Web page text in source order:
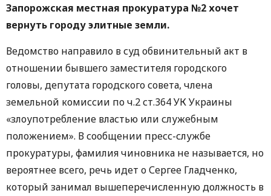
Запорожская местная прокуратура №2 хочет
вернуть городу элитные земли.
Ведомство направило в суд обвинительный акт в
отношении бывшего заместителя городского
головы, депутата городского совета, члена
земельной комиссии по ч.2 ст.364 УК Украины
«злоупотребление властью или служебным
положением». В сообщении пресс-службе
прокуратуры, фамилия чиновника не называется, но
вероятнее всего, речь идет о Сергее Гладченко,
который занимал вышеперечисленную должность в